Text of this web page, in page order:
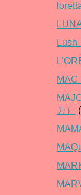
Lush
MAC
カ）